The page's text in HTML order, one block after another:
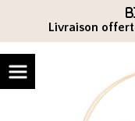
Livraison
Panneau de gestion des